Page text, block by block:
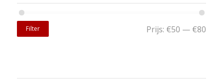
Filter Prijs: €50 — €80